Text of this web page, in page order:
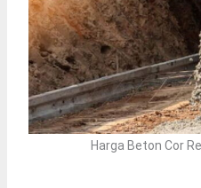
Harga Beton Cor